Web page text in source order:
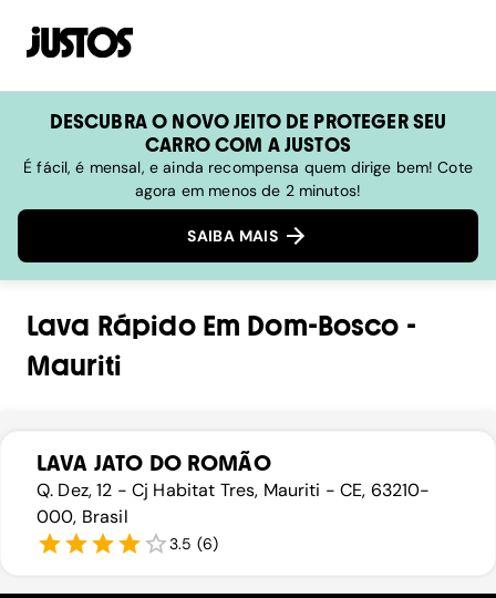
DESCUBRA O NOVO JEITO DE PROTEGER SEU
CARRO COM A JUSTOS
É fácil, é mensal, e ainda recompensa quem dirige bem! Cote
agora em menos de 2 minutos!
SAIBA MAIS
Lava RápidoEm Dom-Bosco -
Mauriti
LAVA JATO DO ROMÃO
Q. Dez, 12 - Cj Habitat Tres, Mauriti - CE, 63210-
000, Brasil
3.5 (6)